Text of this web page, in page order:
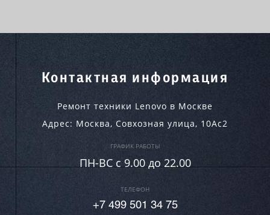
Контактная информация
Ремонт техники Lenovo в Москве
Адрес: Москва, Совхозная улица, 10Ас2
ГРАФИК РАБОТЫ
ПН-ВC c 9.00 до 22.00
ТЕЛЕФОН
+7 499 501 34 75